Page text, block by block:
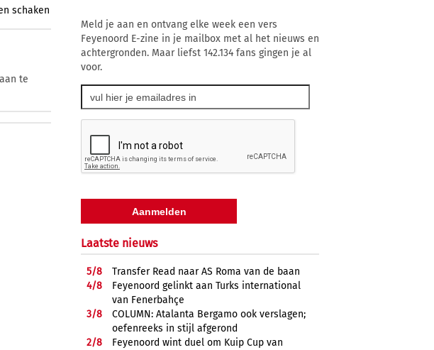
schaken
te
Meld je aan en ontvang elke week een vers
Feyenoord E-zine in je mailbox met al het nieuws en
achtergronden. Maar liefst 142.134 fans gingen je al
voor.
Laatste nieuws
5/8
Transfer Read naar AS Roma van de baan
4/8
Feyenoord gelinkt aan Turks international
van Fenerbahçe
3/8
COLUMN: Atalanta Bergamo ook verslagen;
oefenreeks in stijl afgerond
2/8
Feyenoord wint duel om Kuip Cup van